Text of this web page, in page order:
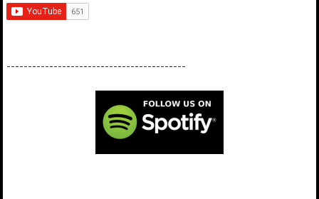
------------------------------------------